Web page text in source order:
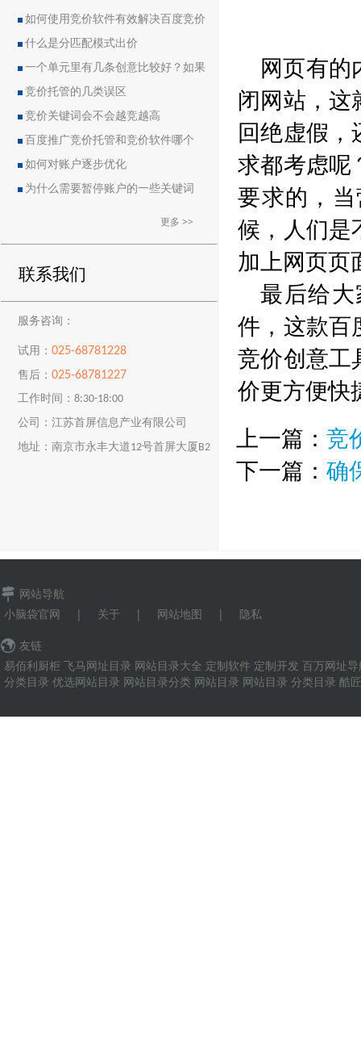
如何使用竞价软件有效解决百度竞价
中的恶点问题
什么是分匹配模式出价
一个单元里有几条创意比较好？如果
删除创意会导致账户流量突然下降吗？
竞价托管的几类误区
竞价关键词会不会越竞越高
百度推广竞价托管和竞价软件哪个
好？
如何对账户逐步优化
为什么需要暂停账户的一些关键词
更多 >>
联系我们
服务咨询：
试用：025-68781228
售后：025-68781227
工作时间：8:30-18:00
公司：江苏首屏信息产业有限公司
地址：南京市永丰大道12号首屏大厦B2
网页有的
闭网站，这
回绝虚假，
求都考虑呢
要求的，
候，人们是
加上网页页
最后给
件，这款百
竞价创意工
价更方便快
上一篇： 竞
下一篇： 确
网站导航
小脑袋官网
| 关于 | 网站地图 | 隐私
友链
易佰利厨柜 飞马网址目录 网站目录大全 定制软件 定制开发 百万网址
分类目录 优选网站目录 网站目录分类 网站目录 网站目录 分类目录 酷